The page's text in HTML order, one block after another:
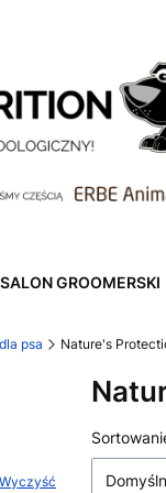
SALON GROOMERSKI
psa Nature's
Wyczyść
Lista